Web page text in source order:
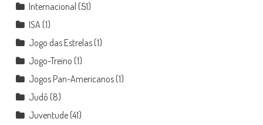
Internacional (51)
ISA(1)
Jogo das Estrelas(1)
Jogo-Treino (1)
Jogos Pan-Americanos(1)
Judô (8)
Juventude(41)